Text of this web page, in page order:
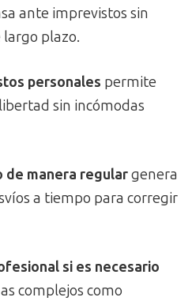
ante imprevistos sin
plazo.
personales permite
sin incómodas
de manera regulargenera
a tiempo para corregir
si es necesario
complejos como